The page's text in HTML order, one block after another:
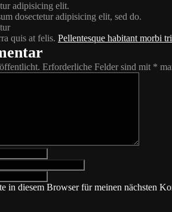
adipisicing elit.
dosectetur adipisicing elit, sed do.
quis at felis. Pellentesque habitant morbi
Erforderliche Felder sind mit *
in diesem Browser für meinen nächsten